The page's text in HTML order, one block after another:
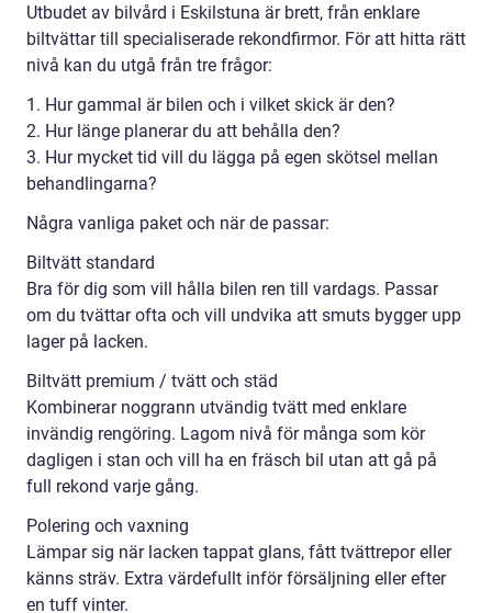
Utbudet av bilvård i Eskilstuna är brett, från enklare
biltvättar till specialiserade rekondfirmor. För att hitta rätt
nivå kan du utgå från tre frågor:
1. Hur gammal är bilen och i vilket skick är den?
2. Hur länge planerar du att behålla den?
3. Hur mycket tid vill du lägga på egen skötsel mellan
behandlingarna?
Några vanliga paket och när de passar:
Biltvätt standard
Bra för dig som vill hålla bilen ren till vardags. Passar
om du tvättar ofta och vill undvika att smuts bygger upp
lager på lacken.
Biltvätt premium / tvätt och städ
Kombinerar noggrann utvändig tvätt med enklare
invändig rengöring. Lagom nivå för många som kör
dagligen i stan och vill ha en fräsch bil utan att gå på
full rekond varje gång.
Polering och vaxning
Lämpar sig när lacken tappat glans, fått tvättrepor eller
känns sträv. Extra värdefullt inför försäljning eller efter
en tuff vinter.